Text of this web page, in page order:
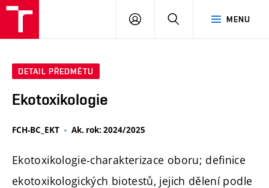
MENU
PŘIHLÁSIT
DETAIL PŘEDMĚTU
Ekotoxikologie
FCH-BC_EKT Ak. rok: 2024/2025
Ekotoxikologie-charakterizace oboru; definice
ekotoxikologických biotestů, jejich dělení podle